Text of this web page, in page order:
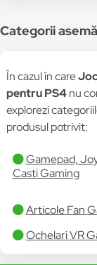
Categorii
În cazul în care
pentru PS4nu
explorezi
produsul potrivit:
Gamepad,
Casti Gaming
Articole Fan
Ochelari VR